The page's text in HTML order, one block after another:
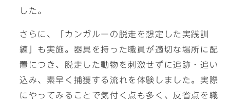
した。
さらに、「カンガルーの脱走を想定した実践訓
練」も実施。器具を持った職員が適切な場所に配
置につき、脱走した動物を刺激せずに追跡・追い
込み、素早く捕獲する流れを体験しました。実際
にやってみることで気付く点も多く、反省点を職